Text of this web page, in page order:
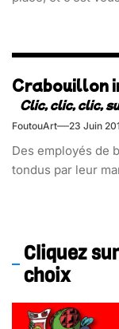
Crabouillon
FoutouArt 23 Juin
Des employés de
tondus par leur
Cliquez
choix